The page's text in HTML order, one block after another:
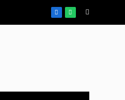
FacebookWhatsApp